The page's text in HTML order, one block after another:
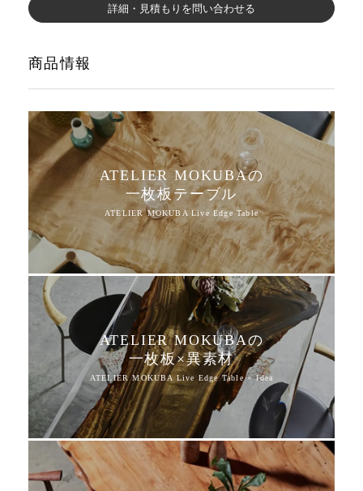
MOKUBA CHANNEL
よくあるご質問
お問い合わせ
詳細・見積もりを問い合わせる
商品情報
ATELIER MOKUBAの
一枚板テーブル
ATELIER MOKUBAの
一枚板×異素材